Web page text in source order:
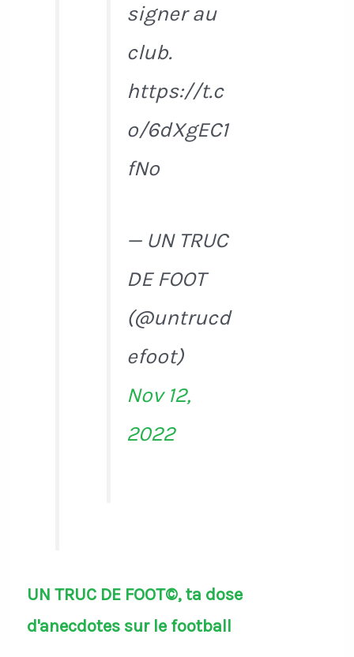
signer au
club.
https://t.c
o/6dXgEC1
fNo
— UN TRUC
DE FOOT
(@untrucd
efoot)
Nov 12,
2022
UN TRUC DE FOOT©, ta dose
d'anecdotes sur le football